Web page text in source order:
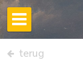
terug